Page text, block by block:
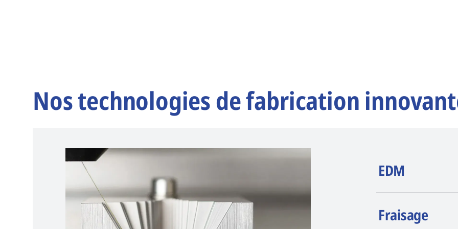
Nos technologies de fabrication
EDM
érosion (EDM).
Fraisage